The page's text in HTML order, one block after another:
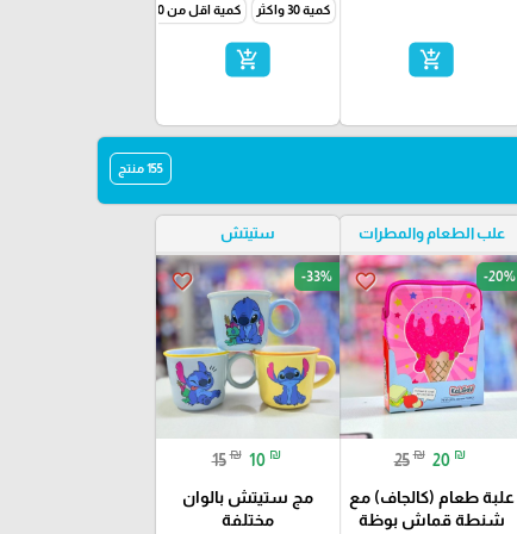
add_shopping_cart
كمية 30 واكثر كمية اقل من 30
add_shopping_cart
155 منتج
علب الطعام والمطرات
favorite_border -20%
25 ₪ 20 ₪
علبة طعام (كالجاف) مع
شنطة قماش بوظة
ستيتش
favorite_border -33%
15 ₪ 10 ₪
مج ستيتش بالوان
مختلفة